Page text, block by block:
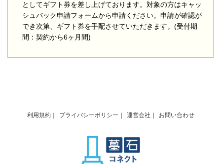
としてギフト券を差し上げております。対象の方はキャッ
シュバック申請フォームから申請ください。申請が確認が
でき次第、ギフト券を手配させていただきます。(受付期
間：契約から6ヶ月間)
利用規約 プライバシーポリシー 運営会社 お問い合わせ